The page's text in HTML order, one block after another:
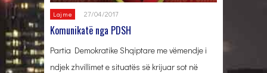
Lajme 27/04/2017
Komunikatë nga PDSH
Partia Demokratike Shqiptare me vëmendje i
ndjek zhvillimet e situatës së krijuar sot në